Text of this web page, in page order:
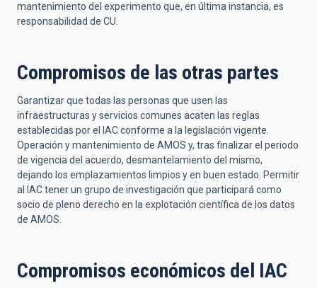
mantenimiento del experimento que, en última instancia, es
responsabilidad de CU.
Compromisos de las otras partes
Garantizar que todas las personas que usen las
infraestructuras y servicios comunes acaten las reglas
establecidas por el IAC conforme a la legislación vigente.
Operación y mantenimiento de AMOS y, tras finalizar el periodo
de vigencia del acuerdo, desmantelamiento del mismo,
dejando los emplazamientos limpios y en buen estado. Permitir
al IAC tener un grupo de investigación que participará como
socio de pleno derecho en la explotación científica de los datos
de AMOS.
Compromisos económicos del IAC